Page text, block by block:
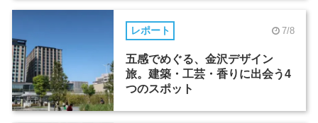
レポート 7/8
五感でめぐる、金沢デザイン
旅。建築・工芸・香りに出会う4
つのスポット